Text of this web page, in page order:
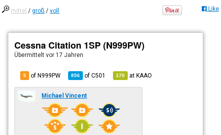
mittel /groß /voll Like
Cessna Citation 1SP (N999PW)
Übermitteltvor 17 Jahren
5 of N999PW 856 ofC501 170 atKAAO
Michael Vincent